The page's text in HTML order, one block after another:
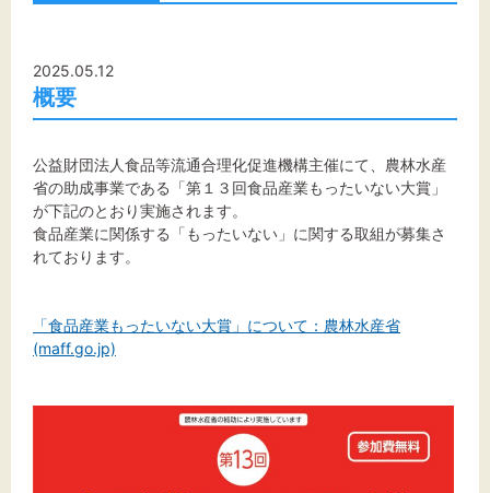
文字サイズ
標準 拡大
2025.05.12
概要
公益財団法人食品等流通合理化促進機構主催にて、農林水産
省の助成事業である「第１３回食品産業もったいない大賞」
が下記のとおり実施されます。
食品産業に関係する「もったいない」に関する取組が募集さ
れております。
「食品産業もったいない大賞」について：農林水産省
(maff.go.jp)